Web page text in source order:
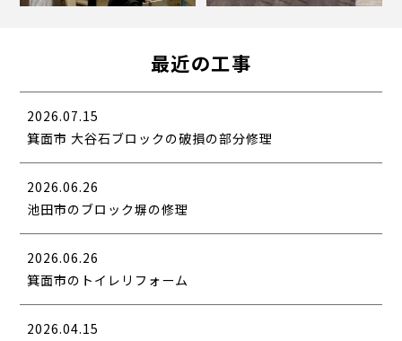
最近の工事
2026.07.15
箕面市 大谷石ブロックの破損の部分修理
2026.06.26
池田市のブロック塀の修理
2026.06.26
箕面市のトイレリフォーム
2026.04.15